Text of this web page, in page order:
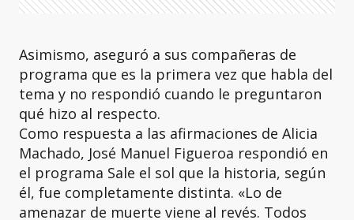
Asimismo, aseguró a sus compañeras de
programa que es la primera vez que habla del
tema y no respondió cuando le preguntaron
qué hizo al respecto.
Como respuesta a las afirmaciones de Alicia
Machado, José Manuel Figueroa respondió en
el programa Sale el sol que la historia, según
él, fue completamente distinta. «Lo de
amenazar de muerte viene al revés. Todos